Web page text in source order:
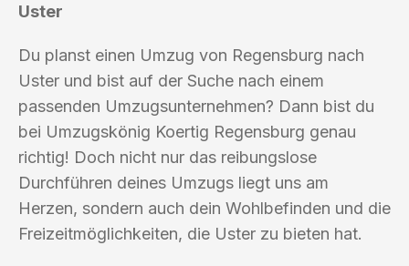
Uster
Du planst einen Umzug von Regensburg nach
Uster und bist auf der Suche nach einem
passenden Umzugsunternehmen? Dann bist du
bei Umzugskönig Koertig Regensburg genau
richtig! Doch nicht nur das reibungslose
Durchführen deines Umzugs liegt uns am
Herzen, sondern auch dein Wohlbefinden und die
Freizeitmöglichkeiten, die Uster zu bieten hat.